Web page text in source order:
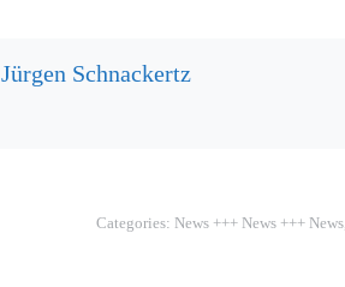
Jürgen Schnackertz
Categories: News +++ News +++ News